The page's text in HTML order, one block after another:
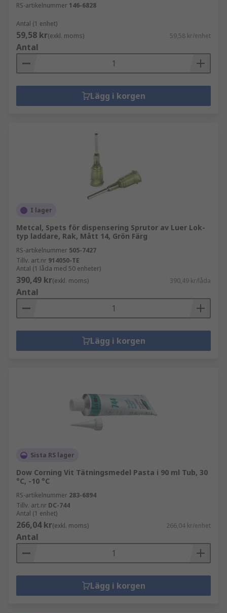
RS-artikelnummer 146-6828
Antal (1 enhet)
59,58 kr(exkl. moms) 59,58 kr/enhet
Antal
Lägg i korgen
I lager
Metcal, Spets för dispensering Sprutor av Luer Lok-
typ laddare, Rak, Mått 14, Grön Färg
RS-artikelnummer 505-7427
Tillv. art.nr 914050-TE
Antal (1 låda med 50 enheter)
390,49 kr(exkl. moms) 390,49 kr/låda
Antal
Lägg i korgen
Sista RS lager
Dow Corning Vit Tätningsmedel Pasta i 90 ml Tub, 30
°C, -10 °C
RS-artikelnummer 283-6894
Tillv. art.nr DC-744
Antal (1 enhet)
266,04 kr(exkl. moms) 266,04 kr/enhet
Antal
Lägg i korgen